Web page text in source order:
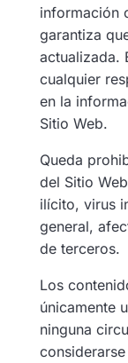
información
garantiza
actualizada.
cualquier
en la
Sitio Web.
Queda
del Sitio
ilícito, virus
general,
de terceros.
Los
únicamente
ninguna